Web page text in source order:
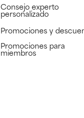
Consejo experto
personalizado
Promociones y
Promociones para
miembros